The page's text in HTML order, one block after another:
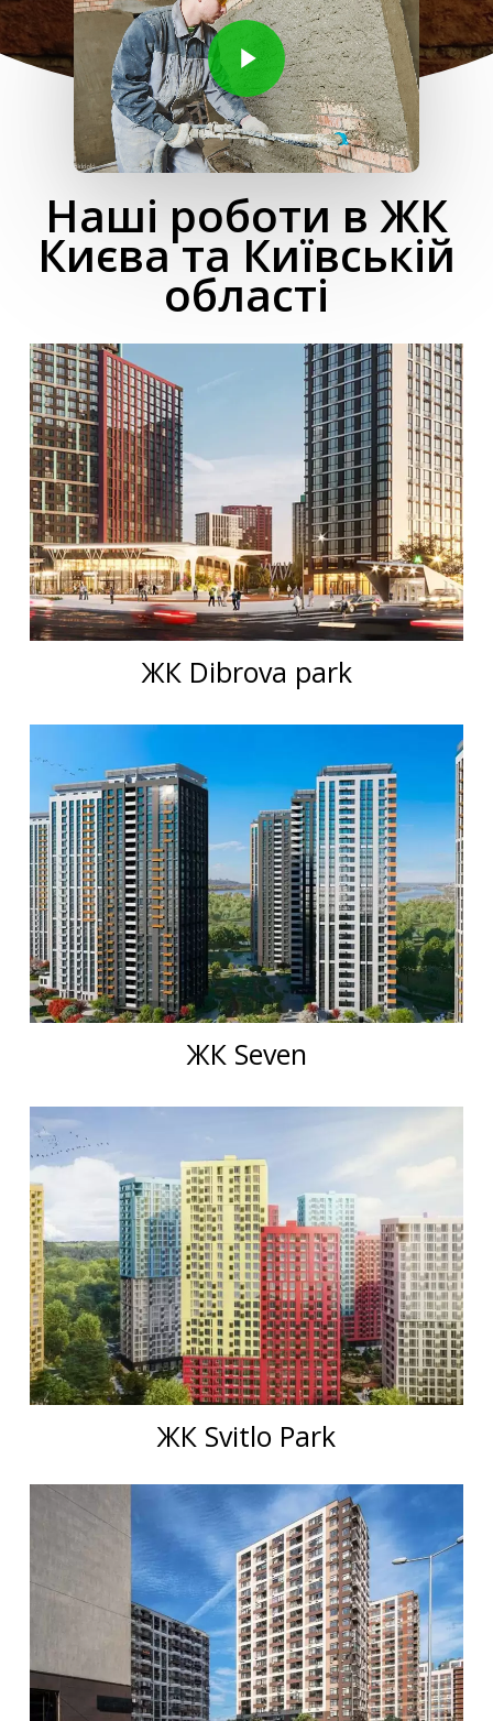
Play Video
Наші роботи в ЖК
Києва та Київській
області
ЖК Dibrova park
ЖК Seven
ЖК Svitlo Park